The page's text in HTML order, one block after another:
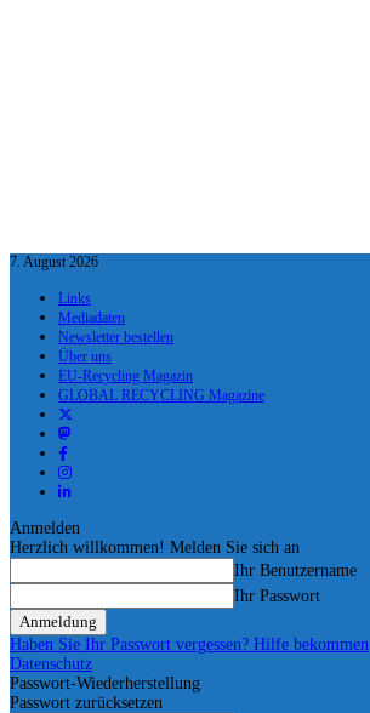
7. August 2026
Links
Mediadaten
Newsletter bestellen
Über uns
EU-Recycling Magazin
GLOBAL RECYCLING Magazine
Anmelden
Herzlich willkommen! Melden Sie sich an
Ihr Benutzername
Ihr Passwort
Haben Sie Ihr Passwort vergessen? Hilfe bekommen
Datenschutz
Passwort-Wiederherstellung
Passwort zurücksetzen